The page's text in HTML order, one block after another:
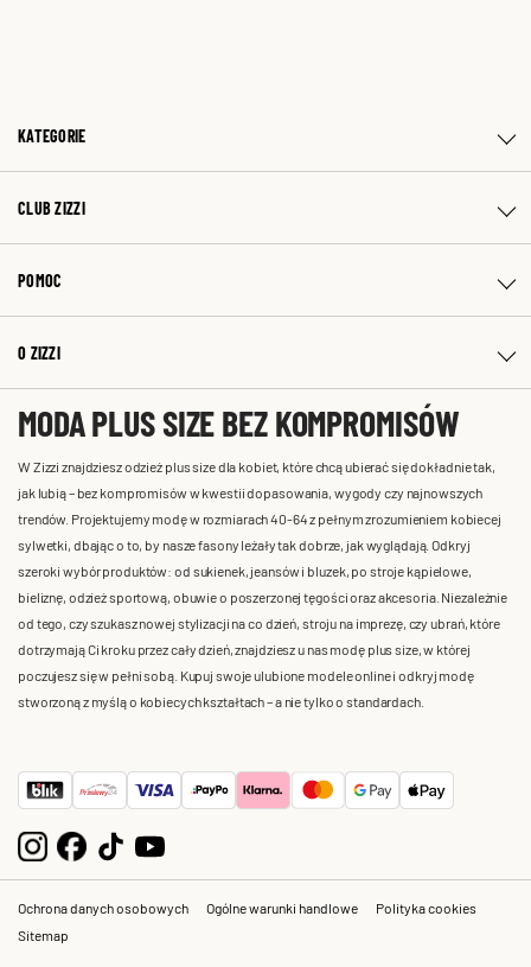
KATEGORIE
CLUB ZIZZI
POMOC
O ZIZZI
MODA PLUS SIZE BEZ KOMPROMISÓW
W Zizzi znajdziesz odzież plus size dla kobiet, które chcą ubierać się dokładnie tak,
jak lubią – bez kompromisów w kwestii dopasowania, wygody czy najnowszych
trendów. Projektujemy modę w rozmiarach 40-64 z pełnym zrozumieniem kobiecej
sylwetki, dbając o to, by nasze fasony leżały tak dobrze, jak wyglądają. Odkryj
szeroki wybór produktów: od sukienek, jeansów i bluzek, po stroje kąpielowe,
bieliznę, odzież sportową, obuwie o poszerzonej tęgości oraz akcesoria. Niezależnie
od tego, czy szukasz nowej stylizacji na co dzień, stroju na imprezę, czy ubrań, które
dotrzymają Ci kroku przez cały dzień, znajdziesz u nas modę plus size, w której
poczujesz się w pełni sobą. Kupuj swoje ulubione modele online i odkryj modę
stworzoną z myślą o kobiecych kształtach – a nie tylko o standardach.
Ochrona danych osobowych Ogólne warunki handlowe
Polityka cookies
Sitemap